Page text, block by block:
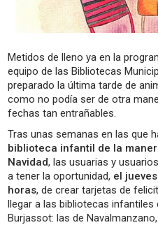
Metidos de lleno ya en la
equipo de las Bibliotecas
preparado la última tarde de
como no podía ser de otra
fechas tan entrañables.
Tras unas semanas en las que
biblioteca infantil de la
Navidad, las usuarias y
a tener la oportunidad, el
horas, de crear tarjetas de
llegar a las bibliotecas
Burjassot: las de